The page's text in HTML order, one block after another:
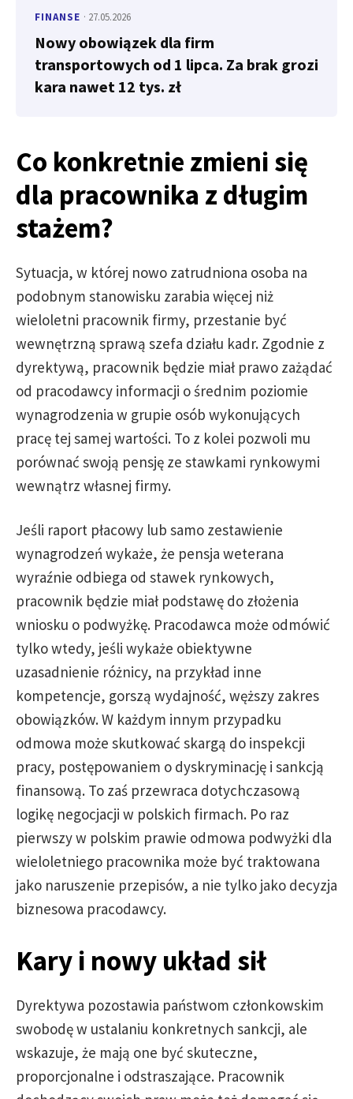
FINANSE · 27.05.2026
Nowy obowiązek dla firm
transportowych od 1 lipca. Za brak grozi
kara nawet 12 tys. zł
Co konkretnie zmieni się
dla pracownika z długim
stażem?
Sytuacja, w której nowo zatrudniona osoba na
podobnym stanowisku zarabia więcej niż
wieloletni pracownik firmy, przestanie być
wewnętrzną sprawą szefa działu kadr. Zgodnie z
dyrektywą, pracownik będzie miał prawo zażądać
od pracodawcy informacji o średnim poziomie
wynagrodzenia w grupie osób wykonujących
pracę tej samej wartości. To z kolei pozwoli mu
porównać swoją pensję ze stawkami rynkowymi
wewnątrz własnej firmy.
Jeśli raport płacowy lub samo zestawienie
wynagrodzeń wykaże, że pensja weterana
wyraźnie odbiega od stawek rynkowych,
pracownik będzie miał podstawę do złożenia
wniosku o podwyżkę. Pracodawca może odmówić
tylko wtedy, jeśli wykaże obiektywne
uzasadnienie różnicy, na przykład inne
kompetencje, gorszą wydajność, węższy zakres
obowiązków. W każdym innym przypadku
odmowa może skutkować skargą do inspekcji
pracy, postępowaniem o dyskryminację i sankcją
finansową. To zaś przewraca dotychczasową
logikę negocjacji w polskich firmach. Po raz
pierwszy w polskim prawie odmowa podwyżki dla
wieloletniego pracownika może być traktowana
jako naruszenie przepisów, a nie tylko jako decyzja
biznesowa pracodawcy.
Kary i nowy układ sił
Dyrektywa pozostawia państwom członkowskim
swobodę w ustalaniu konkretnych sankcji, ale
wskazuje, że mają one być skuteczne,
proporcjonalne i odstraszające. Pracownik